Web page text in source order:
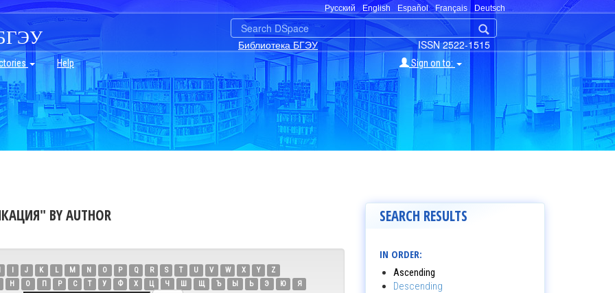
Русский English Español Français Deutsch
ISSN 2522-1515
Библиотека БГЭУ
Help Sign on to:
BY AUTHOR
I J K L M N O P Q R S T U V W X Y
Z
Н О П Р С Т У Ф Х Ц Ч Ш Щ Ъ Ы Ь Э Ю Я
SEARCH RESULTS
IN ORDER:
Ascending
Descending